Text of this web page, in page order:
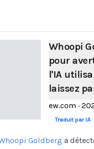
Whoopi
pour
l'IA
laissez
ew.com ·
Traduit par IA
Goldberg a